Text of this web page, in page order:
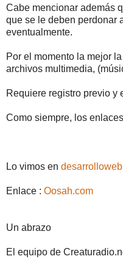
Cabe mencionar además
que se le deben perdonar
eventualmente.
Por el momento la mejor
archivos multimedia,
Requiere registro previo y
Como siempre, los
Lo vimos en desarrolloweb
Enlace : Oosah.com
Un abrazo
El equipo de